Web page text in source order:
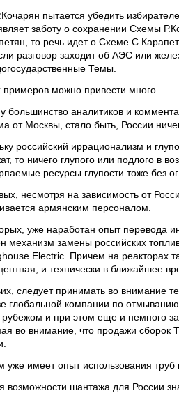
пытается убедить
заботу о сохранении Схемы
то речь идет о Схеме
разговор заходит об АЭС или
Темы.
примеров можно привести много.
большинство аналитиков и
от Москвы, стало быть, России
российский иррационализм и
то ничего глупого или подлого в
ресурсы глупости тоже без
несмотря на зависимость от
армянским персоналом.
уже наработан опыт перевода
механизм замены российских
Electric. Причем на реакторах
и технически в ближайшее
следует принимать во внимание
глобальной компании по
и при этом еще и немного за
во внимание, что продажи сборок
уже имеет опыт использования труб
возможности шантажа для России